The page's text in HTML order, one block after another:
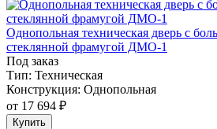
Однопольная техническая дверь с
стеклянной фрамугой ДМО-1
Под заказ
Тип: Техническая
Конструкция: Однопольная
от 17 694 ₽
Купить